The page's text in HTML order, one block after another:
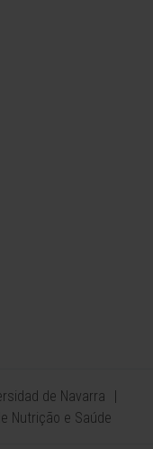
de Navarra
Nutrição e Saúde